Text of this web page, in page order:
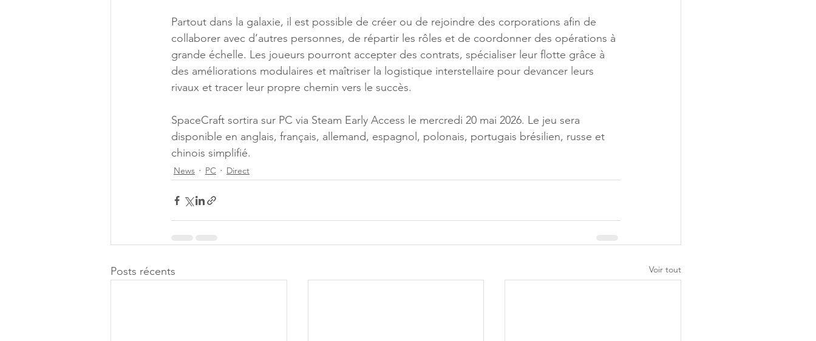
Partout dans la galaxie, il est possible de créer ou de rejoindre des corporations afin de
collaborer avec d’autres personnes, de répartir les rôles et de coordonner des opérations à
grande échelle. Les joueurs pourront accepter des contrats, spécialiser leur flotte grâce à
des améliorations modulaires et maîtriser la logistique interstellaire pour devancer leurs
rivaux et tracer leur propre chemin vers le succès.
SpaceCraft sortira sur PC via Steam Early Access le mercredi 20 mai 2026. Le jeu sera
disponible en anglais, français, allemand, espagnol, polonais, portugais brésilien, russe et
chinois simplifié.
News PC Direct
Posts récents Voir tout